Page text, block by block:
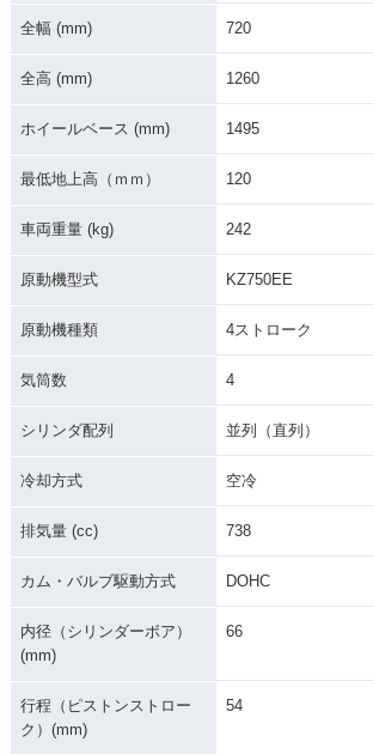
全幅 (mm) 720
全高 (mm) 1260
ホイールベース (mm) 1495
最低地上高（ｍｍ） 120
車両重量 (kg) 242
原動機型式 KZ750EE
原動機種類 4ストローク
気筒数 4
シリンダ配列 並列（直列）
冷却方式 空冷
排気量 (cc) 738
カム・バルブ駆動方式 DOHC
内径（シリンダーボア）
(mm)
66
行程（ピストンストロー
ク）(mm)
54